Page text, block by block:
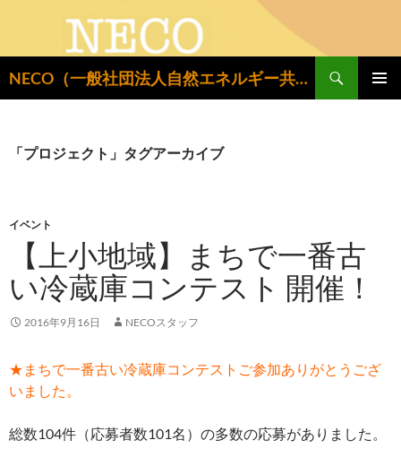
NECO（一般社団法人自然エネルギー共同設置推進機構）
索
ン
キ
「プロジェクト」タグアーカイブ
イベント
【上小地域】まちで一番古
い冷蔵庫コンテスト 開催！
2016年9月16日 NECOスタッフ
★まちで一番古い冷蔵庫コンテストご参加ありがとうござ
いました。
総数104件（応募者数101名）の多数の応募がありました。